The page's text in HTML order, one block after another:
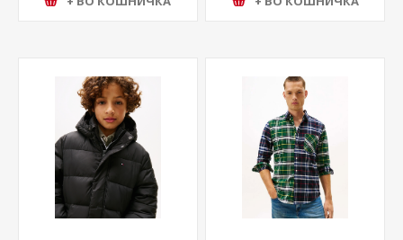
+ ВО КОШНИЧКА + ВО КОШНИЧКА